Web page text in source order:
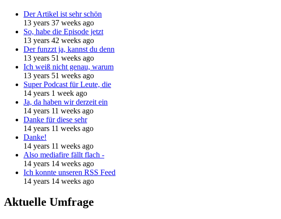
Der Artikel ist sehr schön
13 years 37 weeks ago
So, habe die Episode jetzt
13 years 42 weeks ago
Der funzzt ja, kannst du denn
13 years 51 weeks ago
Ich weiß nicht genau, warum
13 years 51 weeks ago
Super Podcast für Leute, die
14 years 1 week ago
Ja, da haben wir derzeit ein
14 years 11 weeks ago
Danke für diese sehr
14 years 11 weeks ago
Danke!
14 years 11 weeks ago
Also mediafire fällt flach -
14 years 14 weeks ago
Ich konnte unseren RSS Feed
14 years 14 weeks ago
Aktuelle Umfrage